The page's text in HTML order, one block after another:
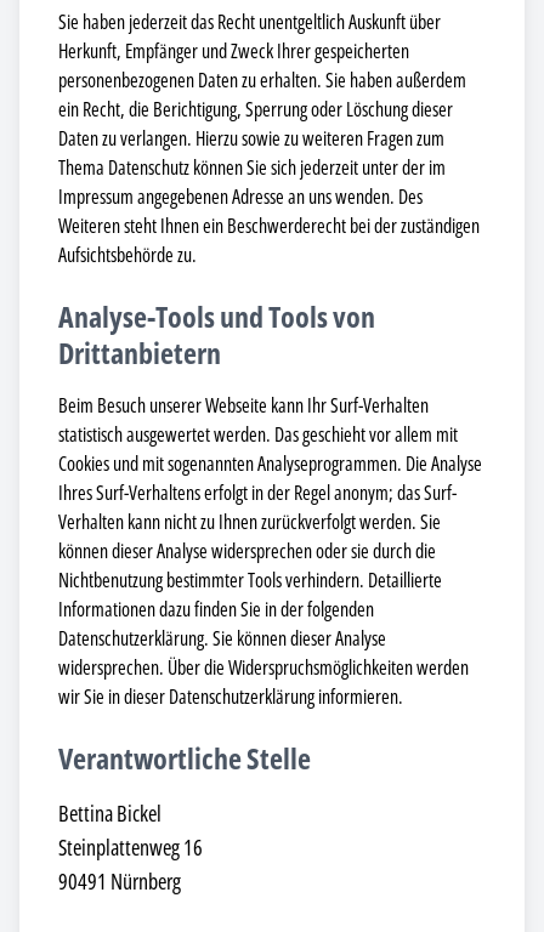
Sie haben jederzeit das Recht unentgeltlich Auskunft über
Herkunft, Empfänger und Zweck Ihrer gespeicherten
personenbezogenen Daten zu erhalten. Sie haben außerdem
ein Recht, die Berichtigung, Sperrung oder Löschung dieser
Daten zu verlangen. Hierzu sowie zu weiteren Fragen zum
Thema Datenschutz können Sie sich jederzeit unter der im
Impressum angegebenen Adresse an uns wenden. Des
Weiteren steht Ihnen ein Beschwerderecht bei der zuständigen
Aufsichtsbehörde zu.
Analyse-Tools und Tools von
Drittanbietern
Beim Besuch unserer Webseite kann Ihr Surf-Verhalten
statistisch ausgewertet werden. Das geschieht vor allem mit
Cookies und mit sogenannten Analyseprogrammen. Die Analyse
Ihres Surf-Verhaltens erfolgt in der Regel anonym; das Surf-
Verhalten kann nicht zu Ihnen zurückverfolgt werden. Sie
können dieser Analyse widersprechen oder sie durch die
Nichtbenutzung bestimmter Tools verhindern. Detaillierte
Informationen dazu finden Sie in der folgenden
Datenschutzerklärung. Sie können dieser Analyse
widersprechen. Über die Widerspruchsmöglichkeiten werden
wir Sie in dieser Datenschutzerklärung informieren.
Verantwortliche Stelle
Bettina Bickel
Steinplattenweg 16
90491 Nürnberg